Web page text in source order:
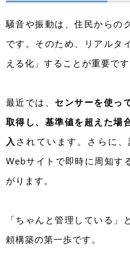
騒音や振動は、住民からの
です。そのため、リアルタ
える化」することが重要です
最近では、 センサーを使っ
取得し、基準値を超えた場
入 されています。さらに
Webサイトで即時に周知す
がります。
「ちゃんと管理している
頼構築の第一歩です。